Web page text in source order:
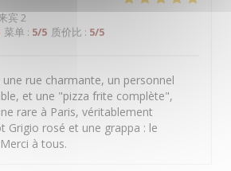
宾 2
菜单 : 5/5 质价比 : 5/5
rue charmante, un personnel
et une "pizza frite complète",
rare à Paris, véritablement
Grigio rosé et une grappa : le
à tous.